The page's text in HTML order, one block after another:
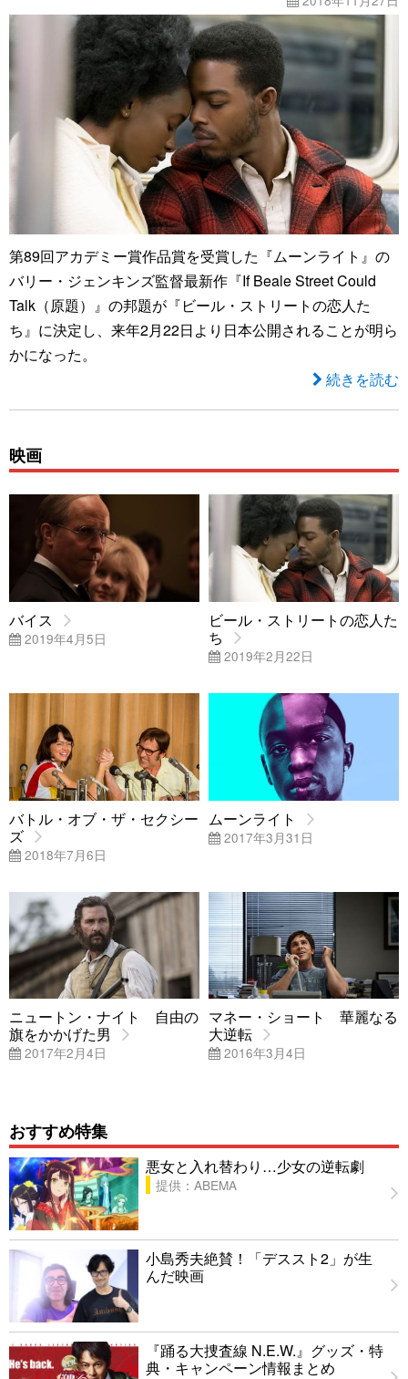
第89回アカデミー賞作品賞を受賞した『ムーンライト』の
バリー・ジェンキンズ監督最新作『If Beale Street Could
Talk（原題）』の邦題が『ビール・ストリートの恋人た
ち』に決定し、来年2月22日より日本公開されることが明ら
かになった。
続きを読む
映画
バイス
2019年4月5日
ビール・ストリートの恋人た
ち
2019年2月22日
バトル・オブ・ザ・セクシー
ズ
2018年7月6日
ムーンライト
2017年3月31日
ニュートン・ナイト 自由の
旗をかかげた男
2017年2月4日
マネー・ショート 華麗なる
大逆転
2016年3月4日
おすすめ特集
悪女と入れ替わり…少女の逆転劇
提供：ABEMA
小島秀夫絶賛！「デススト2」が生
んだ映画
『踊る大捜査線 N.E.W.』グッズ・特
典・キャンペーン情報まとめ